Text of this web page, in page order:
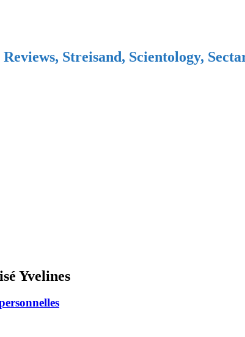
Streisand, Scientology,
Yvelines